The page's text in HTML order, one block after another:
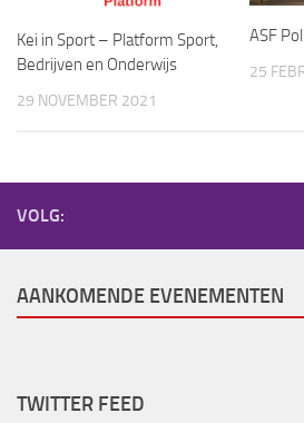
Kei in Sport – Platform Sport,
Bedrijven en Onderwijs
29 NOVEMBER 2021
ASF
25
VOLG:
AANKOMENDE EVENEMENTEN
TWITTER FEED